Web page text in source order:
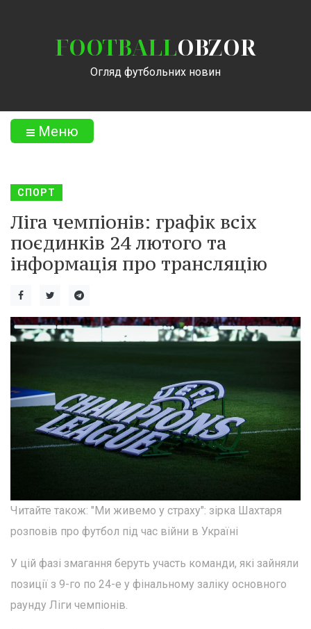
FOOTBALLOBZOR
Огляд футбольних новин
Меню
СПОРТ
Ліга чемпіонів: графік всіх
поєдинків 24 лютого та
інформація про трансляцію
Читайте також: "Ми живемо у страху": зірка Шахтаря
розповів про футбол під час війни в Україні
У цій фазі змагання беруть участь команди, які зайняли
позиції з 9-го по 24-е у фінальному заліку основного
раунду Ліги чемпіонів.